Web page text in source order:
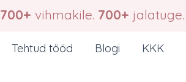
700+ vihmakile. 700+ jalatuge.
Tehtud tööd Blogi KKK